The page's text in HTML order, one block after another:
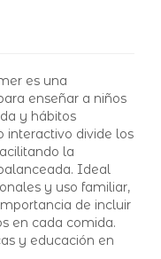
es una
enseñar a niños
y hábitos
interactivo divide los
la
Ideal
y uso familiar,
de incluir
en cada comida.
y educación en